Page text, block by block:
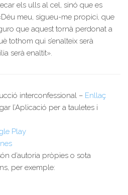
els ulls al cel, sinó que es
meu, sigueu-me propici, que
que aquest tornà perdonat a
tothom qui s’enalteix serà
serà enaltit».
interconfessional – Enllaç
l’Aplicació per a tauletes i
Play
d’autoria pròpies o sota
per exemple: